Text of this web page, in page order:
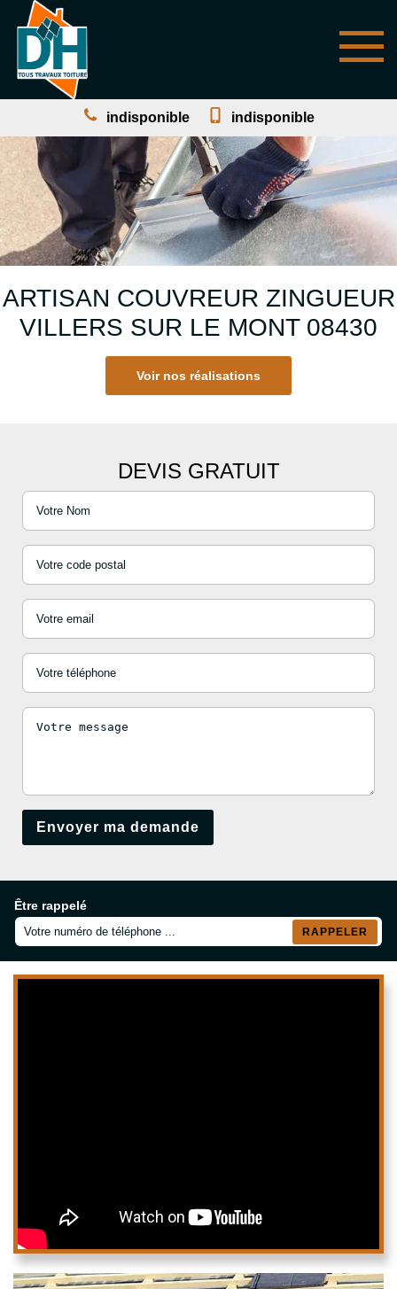
indisponible indisponible
ARTISAN COUVREUR ZINGUEUR
VILLERS SUR LE MONT 08430
Voir nos réalisations
DEVIS GRATUIT
Être rappelé